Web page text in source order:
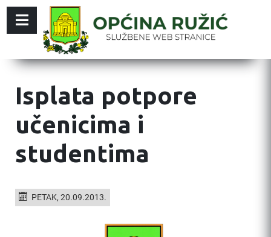
Isplata potpore
učenicima i
studentima
PETAK, 20.09.2013.